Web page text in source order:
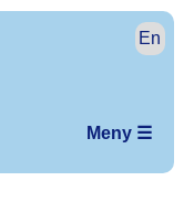
En
Meny ☰